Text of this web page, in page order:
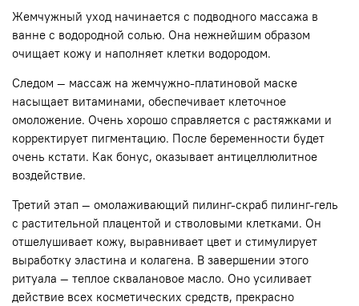
Жемчужный уход начинается с подводного массажа в
ванне с водородной солью. Она нежнейшим образом
очищает кожу и наполняет клетки водородом.
Следом — массаж на жемчужно-платиновой маске
насыщает витаминами, обеспечивает клеточное
омоложение. Очень хорошо справляется с растяжками и
корректирует пигментацию. После беременности будет
очень кстати. Как бонус, оказывает антицеллюлитное
воздействие.
Третий этап — омолаживающий пилинг-скраб пилинг-гель
с растительной плацентой и стволовыми клетками. Он
отшелушивает кожу, выравнивает цвет и стимулирует
выработку эластина и колагена. В завершении этого
ритуала — теплое сквалановое масло. Оно усиливает
действие всех косметических средств, прекрасно